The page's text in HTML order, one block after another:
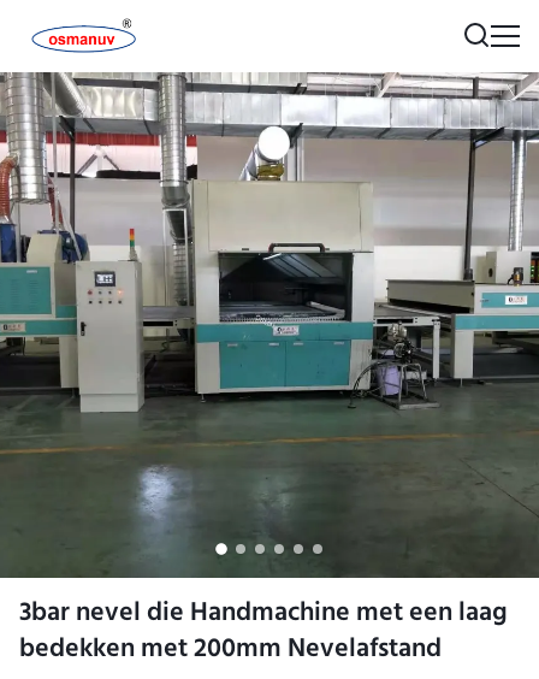
3bar nevel die Handmachine met een laag
bedekken met 200mm Nevelafstand